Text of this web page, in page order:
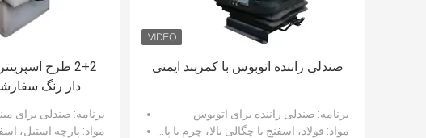
2+2 طرح
برنامه: صندلی برای مینی
مواد: پارچه استیل،
صندلی راننده اتوبوس با کمربند ایمنی
برنامه: صندلی راننده برای اتوبوس
مواد: فولاد، اسفنج با چگالی بالا، چرم یا پارچه نساجی برای پوشش